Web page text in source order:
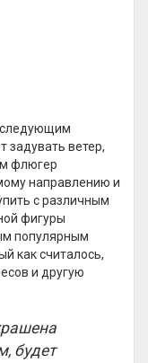
следующим
задувать ветер,
флюгер
направлению и
с различным
фигуры
популярным
как считалось,
и другую
будет